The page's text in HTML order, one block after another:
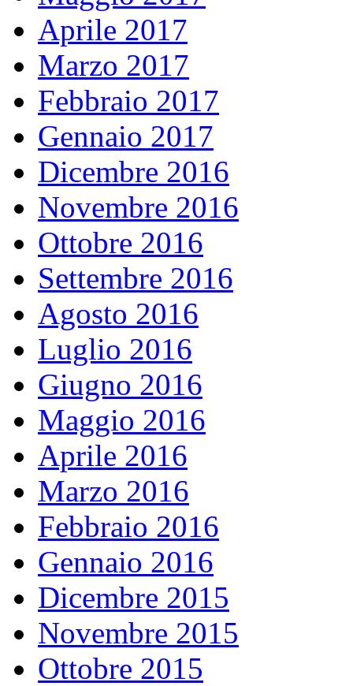
Aprile 2017
Marzo 2017
Febbraio 2017
Gennaio 2017
Dicembre 2016
Novembre 2016
Ottobre 2016
Settembre 2016
Agosto 2016
Luglio 2016
Giugno 2016
Maggio 2016
Aprile 2016
Marzo 2016
Febbraio 2016
Gennaio 2016
Dicembre 2015
Novembre 2015
Ottobre 2015